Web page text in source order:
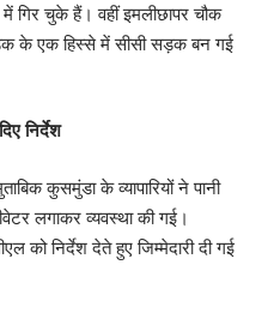
गिर चुके हैं। वहीं इमलीछापर चौक
के एक हिस्से में सीसी सड़क बन गई
निर्देश
कुसमुंडा के व्यापारियों ने पानी
लगाकर व्यवस्था की गई।
निर्देश देते हुए जिम्मेदारी दी गई